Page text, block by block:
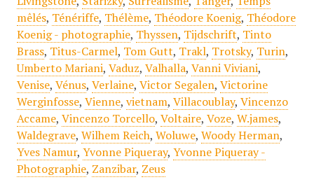
mêlés, Ténériffe, Thélème, Théodore Koenig, Théodore
Koenig - photographie, Thyssen, Tijdschrift, Tinto
Brass, Titus-Carmel, Tom Gutt, Trakl, Trotsky, Turin,
Umberto Mariani, Vaduz, Valhalla, Vanni Viviani,
Venise, Vénus, Verlaine, Victor Segalen, Victorine
Werginfosse, Vienne, vietnam, Villacoublay, Vincenzo
Accame, Vincenzo Torcello, Voltaire, Voze, W.james,
Waldegrave, Wilhem Reich, Woluwe, Woody Herman,
Yves Namur, Yvonne Piqueray, Yvonne Piqueray -
Photographie, Zanzibar, Zeus